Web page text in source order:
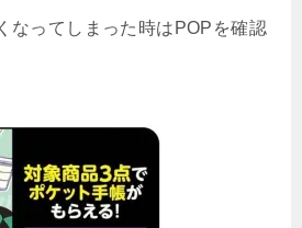
なってしまった時はPOPを確認